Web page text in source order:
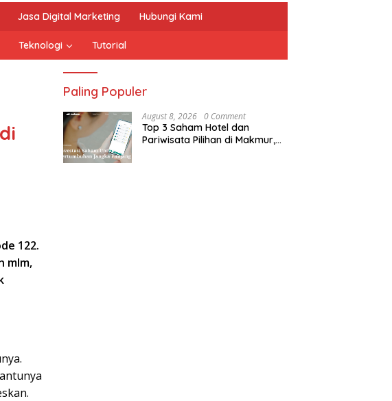
Jasa Digital Marketing Hubungi Kami
Teknologi Tutorial
122.
mlm,
Paling Populer
August 8, 2026 0 Comment
Top 3 Saham Hotel dan
Pariwisata Pilihan di Makmur,